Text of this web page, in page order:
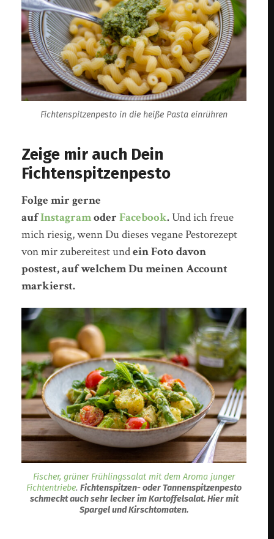
Fichtenspitzenpesto in die heiße Pasta einrühren
Zeige mir auch Dein
Fichtenspitzenpesto
Folge mir gerne
aufInstagramoderFacebook. Und ich freue
mich riesig, wenn Du dieses vegane Pestorezept
von mir zubereitest undein Foto davon
postest, auf welchem Du meinen Account
markierst.
Fischer, grüner Frühlingssalat mit dem Aroma junger
Fichtentriebe. Fichtenspitzen- oder Tannenspitzenpesto
schmeckt auch sehr lecker im Kartoffelsalat. Hier mit
Spargel und Kirschtomaten.